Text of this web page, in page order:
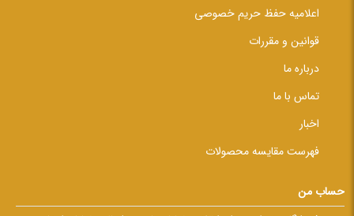
اعلامیه حفظ حریم خصوصی
قوانین و مقررات
درباره ما
تماس با ما
اخبار
فهرست مقایسه محصولات
حساب من